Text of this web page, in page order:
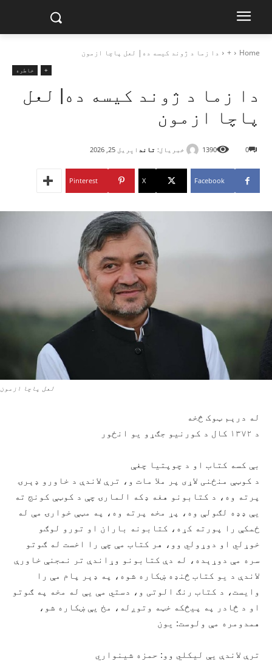
Home
+ دا زما د ژوند کیسه ده| لعل پاچا ازمون
+ خاطره
دا زما د ژوند کیسه ده| لعل
پاچا ازمون
خبریال: تاند اپریل 25, 2026 0
1390
Facebook
X
Pinterest
لعل پاچا ازمون
له درېم ټوک څخه
د ۱۳۷۲ کال د کورنیو جګړو یو انځور
بې کسه کتاب او د چوپتیا چغې
د کوټې منځنی لاړی پر ملا مات و، ترې لاندې د خاورو ډېرۍ
پرته وه، د کتابونو هغه ډکه المارۍ چې د کوټې کونج ته
یې ډډه لګولې وه، پړ مخه پرته وه، په مټې خوارۍ مې له
ځمکې را پورته کړه، کتابونه باران او تورو لوګو
خوړلي او دوړولي وو، هر کتاب مې چې را اخست له ګوتو
سره مې دوړېده، له دې کتابونو وړاندې تر نمجنې خاورې
لاندې د یو کتاب څنډه ښکاره شوه، په ډېر پام مې را
وایست، د کتاب رنګ الوتی و، دستي مې یې له مخه په ګوتو
او د څادر په پیڅکه خټه وتوږله، مخ یې ښکاره شو،
همدومره مې ولوست: یون
ترې لاندې یې لیکلي وو: حمزه شینواري